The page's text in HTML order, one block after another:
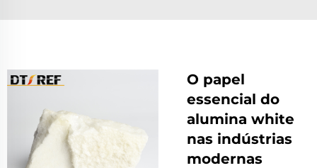
O papel
essencial do
alumina white
nas indústrias
modernas